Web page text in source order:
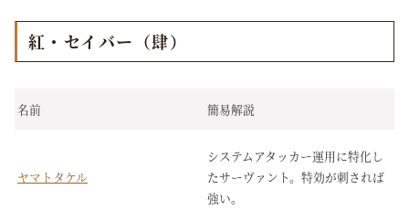
紅・セイバー（肆）
名前 簡易解説
ヤマトタケル
システムアタッカー運用に特化し
たサーヴァント。特効が刺されば
強い。